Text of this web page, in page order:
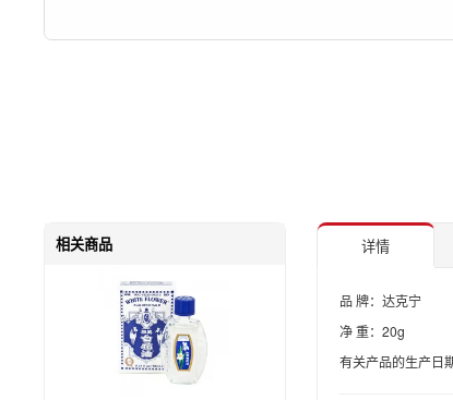
相关商品 详情
品 牌：达克宁
净 重：20g
有关产品的生产日